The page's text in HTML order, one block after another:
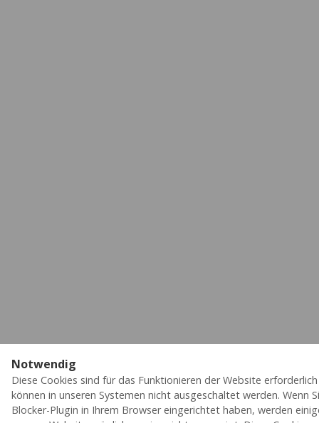
Notwendig
Diese Cookies sind für das Funktionieren der Website
können in unseren Systemen nicht ausgeschaltet werden. Wenn
Blocker-Plugin in Ihrem Browser eingerichtet haben, werden